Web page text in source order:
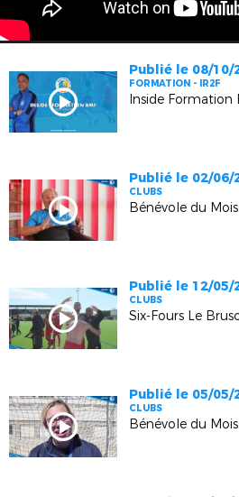
Publié le 08/10/
FORMATION - IR2F
Publié le 02/06/
CLUBS
Publié le 12/05/
CLUBS
Publié le 05/05/
CLUBS